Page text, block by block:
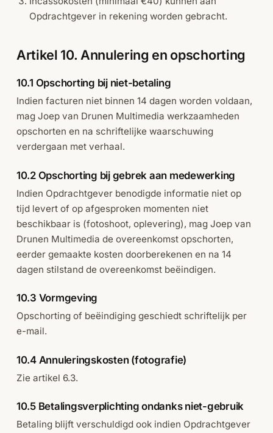
Opdrachtgever in rekening worden gebracht.
Artikel 10. Annulering en opschorting
10.1 Opschorting bij niet-betaling
Indien facturen niet binnen 14 dagen worden voldaan,
mag Joep van Drunen Multimedia werkzaamheden
opschorten en na schriftelijke waarschuwing
verdergaan met verhaal.
10.2 Opschorting bij gebrek aan medewerking
Indien Opdrachtgever benodigde informatie niet op
tijd levert of op afgesproken momenten niet
beschikbaar is (fotoshoot, oplevering), mag Joep van
Drunen Multimedia de overeenkomst opschorten,
eerder gemaakte kosten doorberekenen en na 14
dagen stilstand de overeenkomst beëindigen.
10.3 Vormgeving
Opschorting of beëindiging geschiedt schriftelijk per
e-mail.
10.4 Annuleringskosten (fotografie)
Zie artikel 6.3.
10.5 Betalingsverplichting ondanks niet-gebruik
Betaling blijft verschuldigd ook indien Opdrachtgever